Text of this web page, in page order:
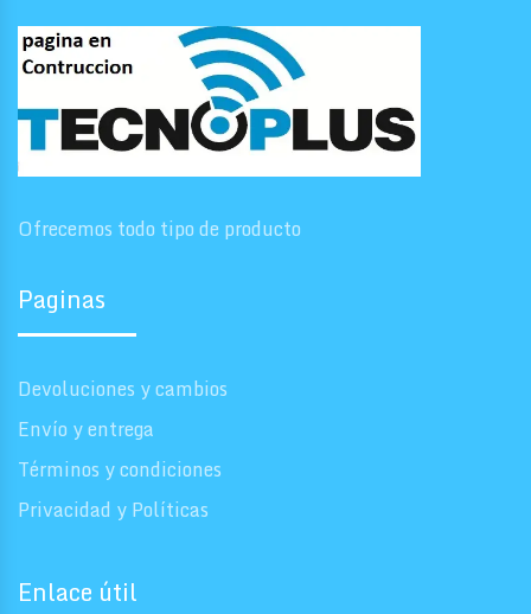
Ofrecemos todo tipo de producto
Paginas
Devoluciones y cambios
Envío y entrega
Términos y condiciones
Privacidad y Políticas
Enlace útil